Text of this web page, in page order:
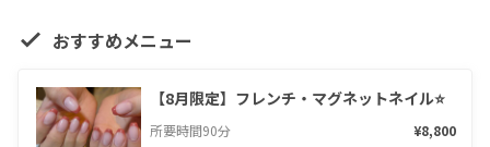
おすすめメニュー
【8月限定】フレンチ・マグネットネイル⭐️
所要時間90分
¥8,800